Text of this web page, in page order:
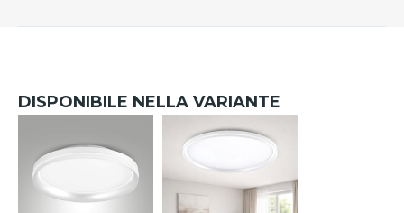
DISPONIBILE NELLA VARIANTE